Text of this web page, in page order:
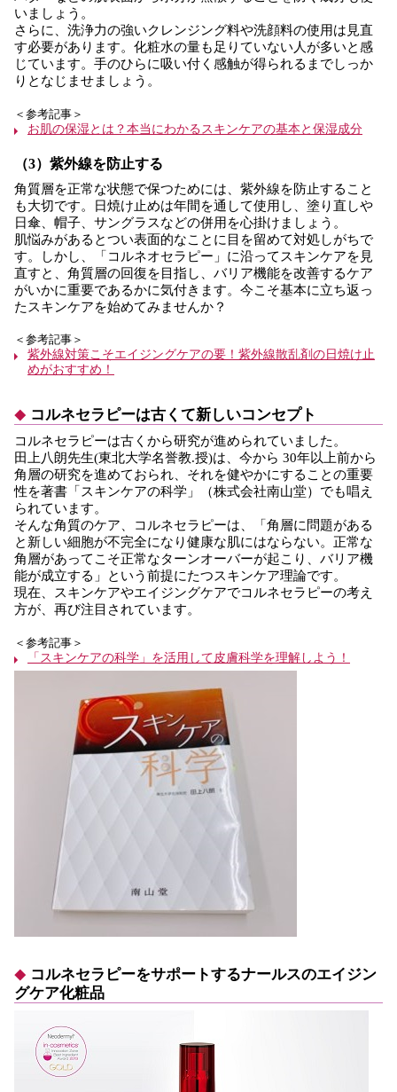
いましょう。
さらに、洗浄力の強いクレンジング料や洗顔料の使用は見直
す必要があります。化粧水の量も足りていない人が多いと感
じています。手のひらに吸い付く感触が得られるまでしっか
りとなじませましょう。
＜参考記事＞
お肌の保湿とは？本当にわかるスキンケアの基本と保湿成分
（3）紫外線を防止する
角質層を正常な状態で保つためには、紫外線を防止すること
も大切です。日焼け止めは年間を通して使用し、塗り直しや
日傘、帽子、サングラスなどの併用を心掛けましょう。
肌悩みがあるとつい表面的なことに目を留めて対処しがちで
す。しかし、「コルネオセラピー」に沿ってスキンケアを見
直すと、角質層の回復を目指し、バリア機能を改善するケア
がいかに重要であるかに気付きます。今こそ基本に立ち返っ
たスキンケアを始めてみませんか？
＜参考記事＞
紫外線対策こそエイジングケアの要！紫外線散乱剤の日焼け止
めがおすすめ！
コルネセラピーは古くて新しいコンセプト
コルネセラピーは古くから研究が進められていました。
田上八朗先生(東北大学名誉教.授)は、今から 30年以上前から
角層の研究を進めておられ、それを健やかにすることの重要
性を著書「スキンケアの科学」（株式会社南山堂）でも唱え
られています。
そんな角質のケア、コルネセラピーは、「角層に問題がある
と新しい細胞が不完全になり健康な肌にはならない。正常な
角層があってこそ正常なターンオーバーが起こり、バリア機
能が成立する」という前提にたつスキンケア理論です。
現在、スキンケアやエイジングケアでコルネセラピーの考え
方が、再び注目されています。
＜参考記事＞
「スキンケアの科学」を活用して皮膚科学を理解しよう！
コルネセラピーをサポートするナールスのエイジン
グケア化粧品